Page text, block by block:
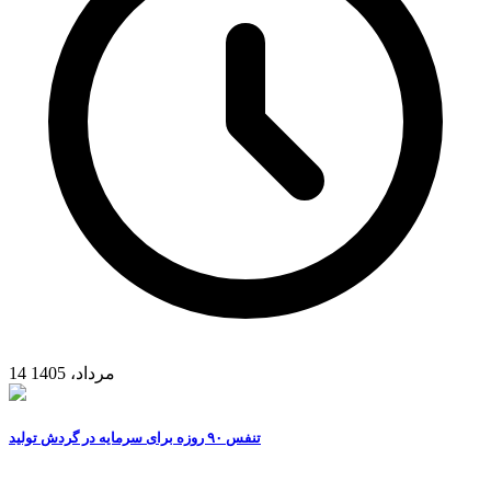
14 مرداد، 1405
تنفس ۹۰ روزه برای سرمایه در گردش تولید